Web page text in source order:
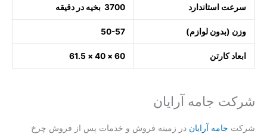
سرعت استاندارد 3700 بخیه در دقیقه
وزن (بدون لوازم) 50-57
ابعاد کارتن 60 × 40 × 61.5
شرکت جامه آرایان
شرکت جامه آرایان در زمینه فروش و خدمات پس از فروش چرخ